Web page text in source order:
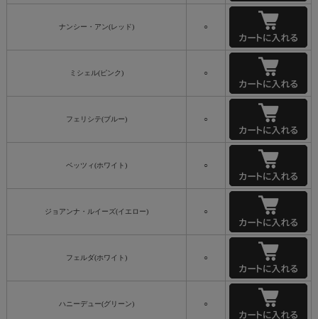
ナンシー・アン(レッド) ○
ミシェル(ピンク) ○
フェリシテ(ブルー) ○
ベッツィ(ホワイト) ○
ジョアンナ・ルイーズ(イエロー) ○
フェルダ(ホワイト) ○
ハニーデュー(グリーン) ○